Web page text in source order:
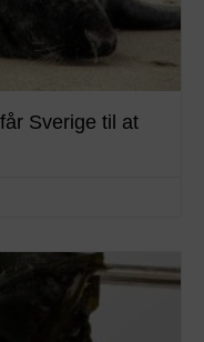
Sverige til at